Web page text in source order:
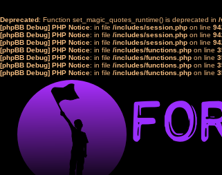
Deprecated: Function set_magic_quotes_runtime() is deprecated in /
[phpBB Debug] PHP Notice: in file /includes/session.php on line
[phpBB Debug] PHP Notice: in file /includes/session.php on line
[phpBB Debug] PHP Notice: in file /includes/session.php on line
[phpBB Debug] PHP Notice: in file /includes/functions.php on line
[phpBB Debug] PHP Notice: in file /includes/functions.php on line
[phpBB Debug] PHP Notice: in file /includes/functions.php on line
[phpBB Debug] PHP Notice: in file /includes/functions.php on line